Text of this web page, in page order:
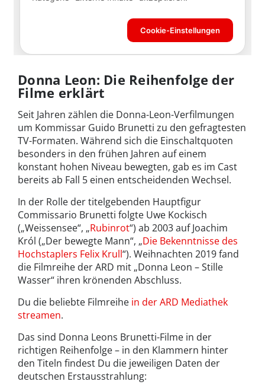
Donna Leon: Die Reihenfolge der
Filme erklärt
Seit Jahren zählen die Donna-Leon-Verfilmungen
um Kommissar Guido Brunetti zu den gefragtesten
TV-Formaten. Während sich die Einschaltquoten
besonders in den frühen Jahren auf einem
konstant hohen Niveau bewegten, gab es im Cast
bereits ab Fall 5 einen entscheidenden Wechsel.
In der Rolle der titelgebenden Hauptfigur
Commissario Brunetti folgte Uwe Kockisch
(„Weissensee“, „Rubinrot“) ab 2003 auf Joachim
Król („Der bewegte Mann“, „Die Bekenntnisse des
Hochstaplers Felix Krull“). Weihnachten 2019 fand
die Filmreihe der ARD mit „Donna Leon – Stille
Wasser“ ihren krönenden Abschluss.
Du die beliebte Filmreihe in der ARD Mediathek
streamen.
Das sind Donna Leons Brunetti-Filme in der
richtigen Reihenfolge – in den Klammern hinter
den Titeln findest Du die jeweiligen Daten der
deutschen Erstausstrahlung: